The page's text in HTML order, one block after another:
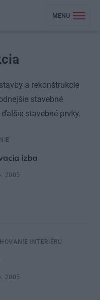
MENU
a rekonštrukcie
stavebné
stavebné prvky.
izba
2005
INTERIÉRU
2005